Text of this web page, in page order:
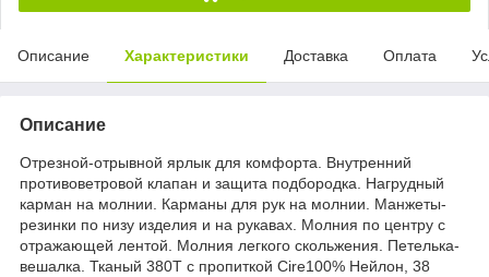
Описание Характеристики Доставка Оплата
Описание
Отрезной-отрывной ярлык для комфорта. Внутренний
противоветровой клапан и защита подбородка. Нагрудный
карман на молнии. Карманы для рук на молнии. Манжеты-
резинки по низу изделия и на рукавах. Молния по центру с
отражающей лентой. Молния легкого скольжения. Петелька-
вешалка. Тканый 380Т с пропиткой Cire100% Нейлон, 38